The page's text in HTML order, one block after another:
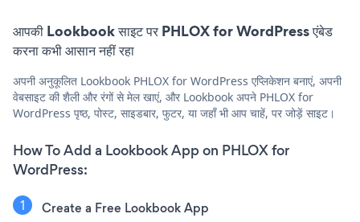
आपकी Lookbook साइट पर PHLOX for WordPress एंबेड
करना कभी आसान नहीं रहा
अपनी अनुकूलित Lookbook PHLOX for WordPress एप्लिकेशन बनाएं, अपनी
वेबसाइट की शैली और रंगों से मेल खाएं, और Lookbook अपने PHLOX for
WordPress पृष्ठ, पोस्ट, साइडबार, फुटर, या जहाँ भी आप चाहें, पर जोड़ें साइट।
How To Add a Lookbook App on PHLOX for
WordPress:
Create a Free Lookbook App